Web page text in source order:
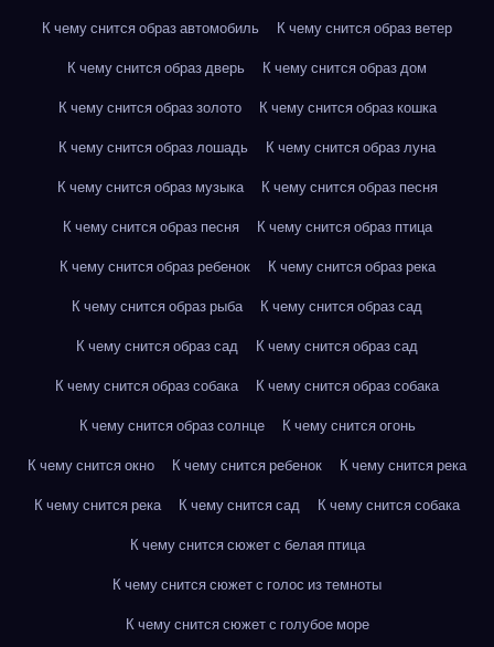
К чему снится образ автомобиль
К чему снится образ ветер
К чему снится образ дверь
К чему снится образ дом
К чему снится образ золото
К чему снится образ кошка
К чему снится образ лошадь
К чему снится образ луна
К чему снится образ музыка
К чему снится образ песня
К чему снится образ песня
К чему снится образ птица
К чему снится образ ребенок
К чему снится образ река
К чему снится образ рыба
К чему снится образ сад
К чему снится образ сад
К чему снится образ сад
К чему снится образ собака
К чему снится образ собака
К чему снится образ солнце
К чему снится огонь
К чему снится окно
К чему снится ребенок
К чему снится река
К чему снится река
К чему снится сад
К чему снится собака
К чему снится сюжет с белая птица
К чему снится сюжет с голос из темноты
К чему снится сюжет с голубое море